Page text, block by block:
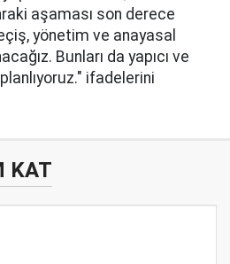
aşaması son derece
yönetim ve anayasal
Bunları da yapıcı ve
ifadelerini
KAT